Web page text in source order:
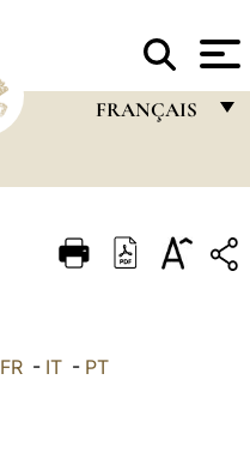
FRANÇAIS
ITALIANO
FR - IT - PT